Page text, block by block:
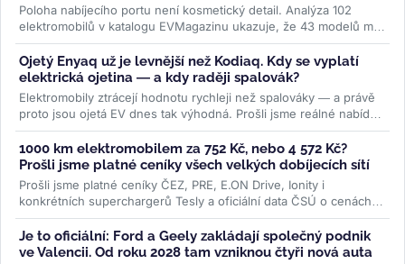
Poloha nabíjecího portu není kosmetický detail. Analýza 102
elektromobilů v katalogu EVMagazinu ukazuje, že 43 modelů má
konektor vpravo...>>
Ojetý Enyaq už je levnější než Kodiaq. Kdy se vyplatí
elektrická ojetina — a kdy raději spalovák?
Elektromobily ztrácejí hodnotu rychleji než spalováky — a právě
proto jsou ojetá EV dnes tak výhodná. Prošli jsme reálné nabídky
na...>>
1000 km elektromobilem za 752 Kč, nebo 4 572 Kč?
Prošli jsme platné ceníky všech velkých dobíjecích sítí
Prošli jsme platné ceníky ČEZ, PRE, E.ON Drive, Ionity i
konkrétních superchargerů Tesly a oficiální data ČSÚ o cenách
paliv. Rozdíl je...>>
Je to oficiální: Ford a Geely zakládají společný podnik
ve Valencii. Od roku 2028 tam vzniknou čtyři nová auta